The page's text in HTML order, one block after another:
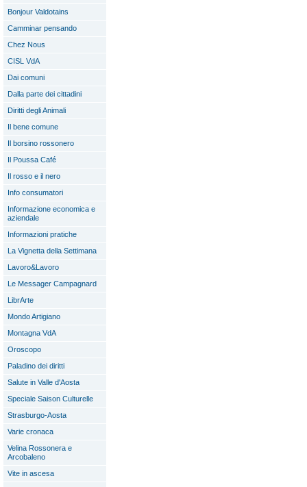
Bonjour Valdotains
Camminar pensando
Chez Nous
CISL VdA
Dai comuni
Dalla parte dei cittadini
Diritti degli Animali
Il bene comune
Il borsino rossonero
Il Poussa Café
Il rosso e il nero
Info consumatori
Informazione economica e
aziendale
Informazioni pratiche
La Vignetta della Settimana
Lavoro&Lavoro
Le Messager Campagnard
LibrArte
Mondo Artigiano
Montagna VdA
Oroscopo
Paladino dei diritti
Salute in Valle d'Aosta
Speciale Saison Culturelle
Strasburgo-Aosta
Varie cronaca
Velina Rossonera e
Arcobaleno
Vite in ascesa